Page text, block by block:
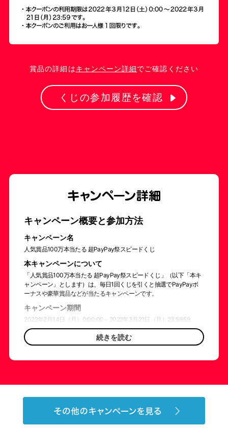
賞品の詳細はキャンペーン詳細でご確認ください
くじの参加履歴を確認
キャンペーン概要と参加方法
キャンペーン名
人気賞品100万本当たる 超PayPay祭スピードくじ
本キャンペーンについて
「人気賞品100万本当たる 超PayPay祭スピードくじ」（以下「本キ
ャンペーン」とします）は、毎日1回くじを引くと抽選でPayPayボ
ーナスや豪華賞品などが当たるキャンペーンです。
キャンペーン期間
2022年2月14日（月）0:00:00～2022年3月21日（月）23:59:59
続きを読む